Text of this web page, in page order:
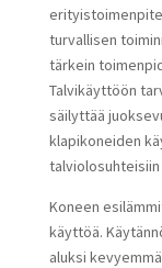
turvallisen
tärkein
Talvikäyttöön
säilyttää
klapikoneiden
Koneen
käyttöä.
aluksi